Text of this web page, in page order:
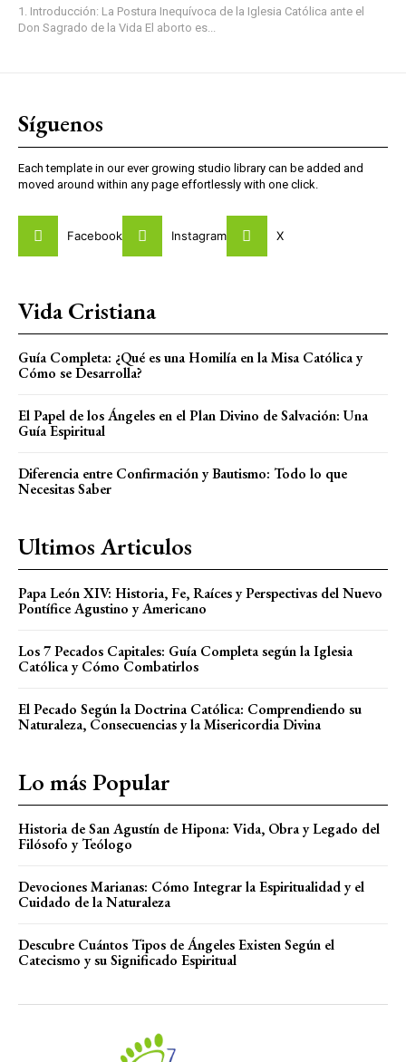
1. Introducción: La Postura Inequívoca de la Iglesia Católica ante el
Don Sagrado de la Vida El aborto es...
Síguenos
Each template in our ever growing studio library can be added and
moved around within any page effortlessly with one click.
Facebook Instagram X
Vida Cristiana
Guía Completa: ¿Qué es una Homilía en la Misa Católica y
Cómo se Desarrolla?
El Papel de los Ángeles en el Plan Divino de Salvación: Una
Guía Espiritual
Diferencia entre Confirmación y Bautismo: Todo lo que
Necesitas Saber
Ultimos Articulos
Papa León XIV: Historia, Fe, Raíces y Perspectivas del Nuevo
Pontífice Agustino y Americano
Los 7 Pecados Capitales: Guía Completa según la Iglesia
Católica y Cómo Combatirlos
El Pecado Según la Doctrina Católica: Comprendiendo su
Naturaleza, Consecuencias y la Misericordia Divina
Lo más Popular
Historia de San Agustín de Hipona: Vida, Obra y Legado del
Filósofo y Teólogo
Devociones Marianas: Cómo Integrar la Espiritualidad y el
Cuidado de la Naturaleza
Descubre Cuántos Tipos de Ángeles Existen Según el
Catecismo y su Significado Espiritual